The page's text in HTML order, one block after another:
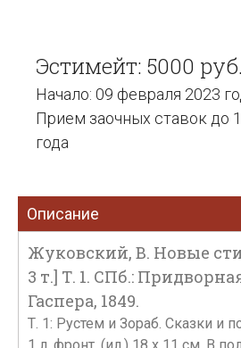
Эстимейт: 5000 руб.
Начало: 09 февраля 2023
Прием заочных ставок до
года
Описание
Жуковский, В. Новые
3 т.] Т. 1. СПб.:
Гаспера, 1849.
Т. 1: Рустем и Зораб. Сказки и